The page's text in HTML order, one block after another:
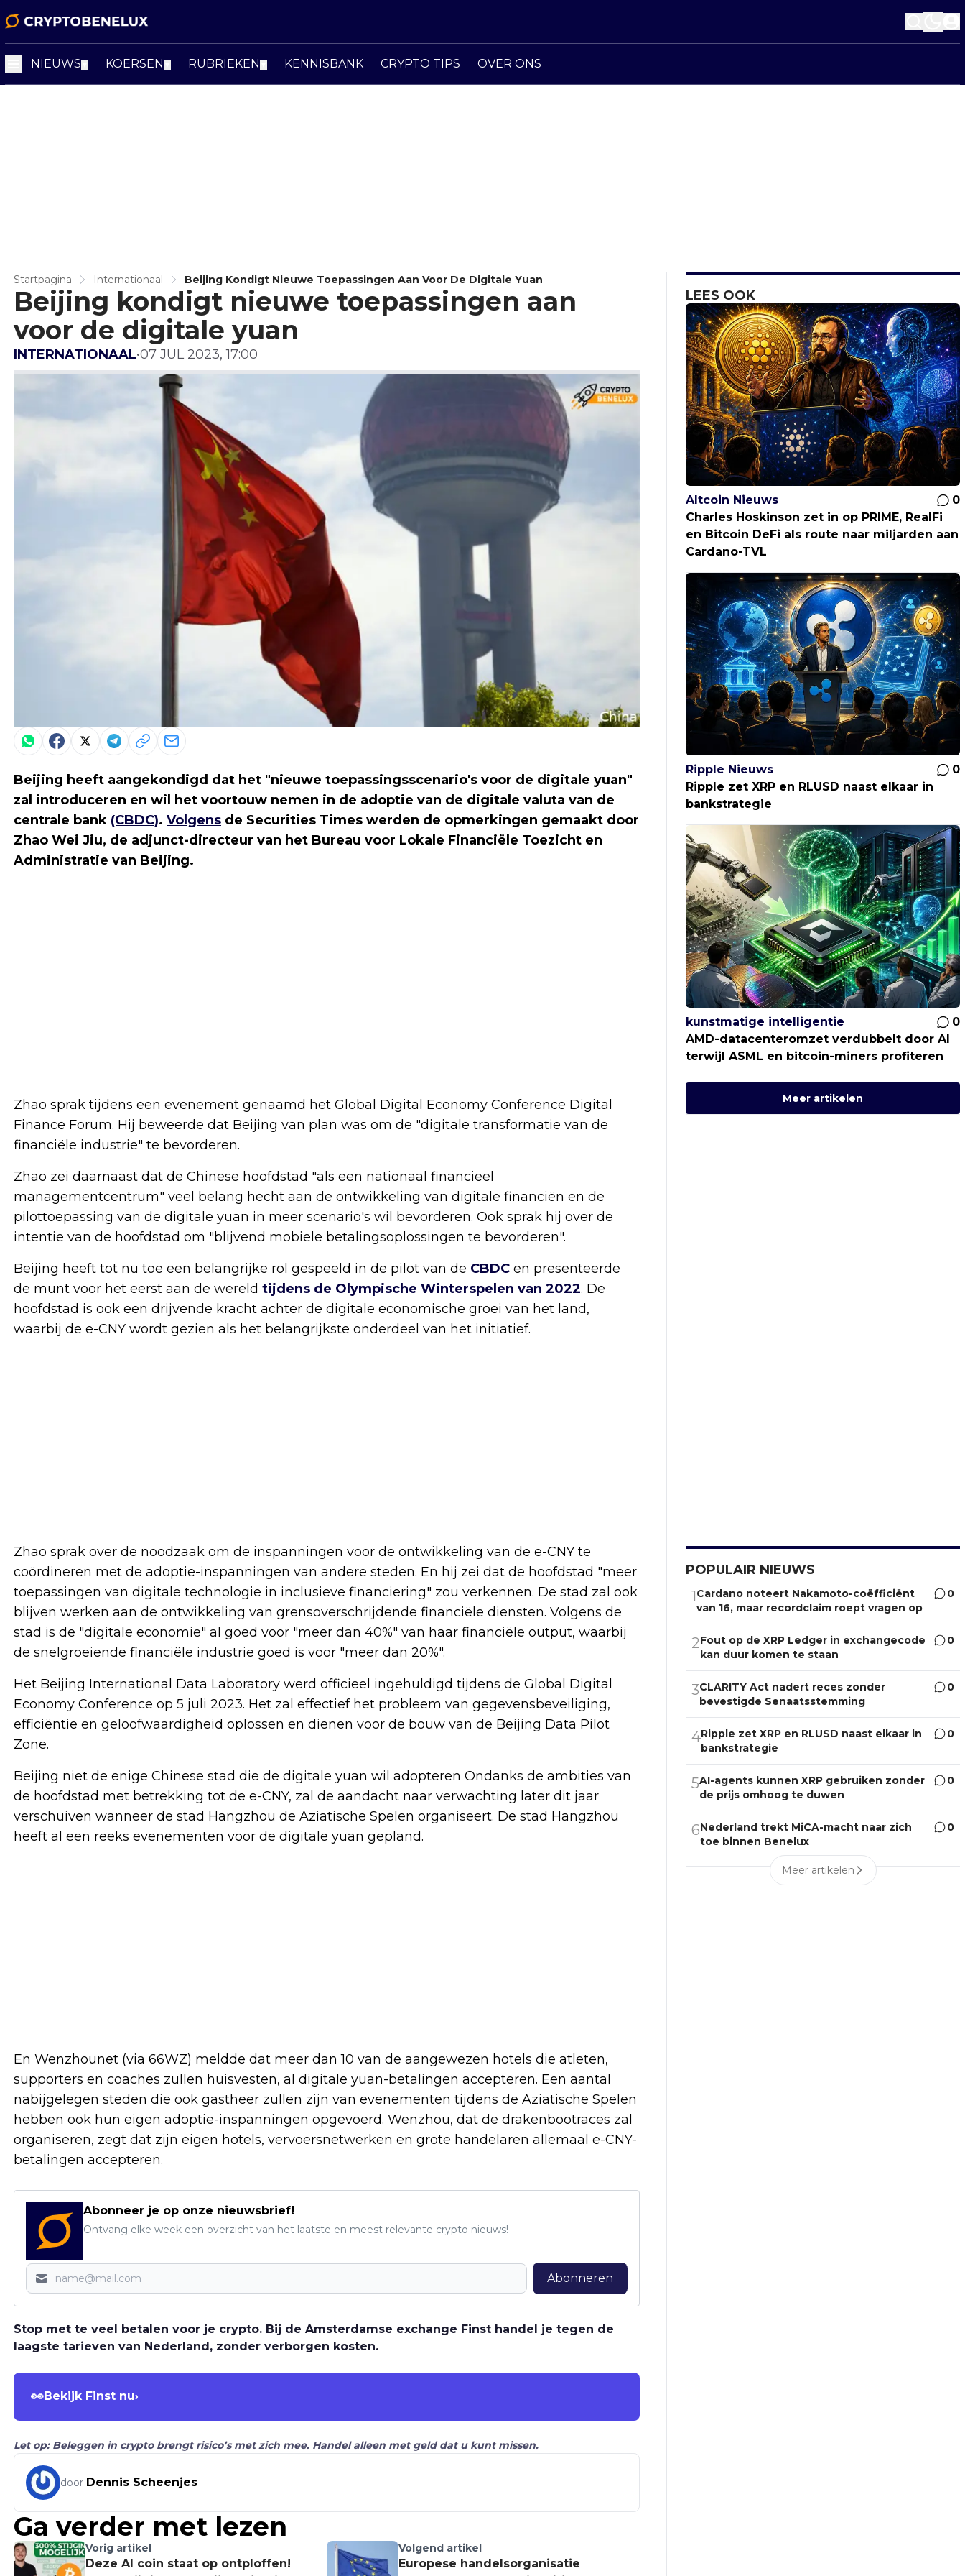
NIEUWS KOERSEN RUBRIEKEN KENNISBANK CRYPTO TIPS OVER ONS
Startpagina Internationaal Beijing Kondigt Nieuwe Toepassingen Aan Voor De Digitale Yuan
Beijing kondigt nieuwe toepassingen aan
voor de digitale yuan
INTERNATIONAAL•07 JUL 2023, 17:00
Beijing heeft aangekondigd dat het "nieuwe toepassingsscenario's voor de digitale yuan"
zal introduceren en wil het voortouw nemen in de adoptie van de digitale valuta van de
centrale bank (CBDC). Volgens de Securities Times werden de opmerkingen gemaakt door
Zhao Wei Jiu, de adjunct-directeur van het Bureau voor Lokale Financiële Toezicht en
Administratie van Beijing.
Zhao sprak tijdens een evenement genaamd het Global Digital Economy Conference Digital
Finance Forum. Hij beweerde dat Beijing van plan was om de "digitale transformatie van de
financiële industrie" te bevorderen.
Zhao zei daarnaast dat de Chinese hoofdstad "als een nationaal financieel
managementcentrum" veel belang hecht aan de ontwikkeling van digitale financiën en de
pilottoepassing van de digitale yuan in meer scenario's wil bevorderen. Ook sprak hij over de
intentie van de hoofdstad om "blijvend mobiele betalingsoplossingen te bevorderen".
Beijing heeft tot nu toe een belangrijke rol gespeeld in de pilot van de CBDC en presenteerde
de munt voor het eerst aan de wereld tijdens de Olympische Winterspelen van 2022. De
hoofdstad is ook een drijvende kracht achter de digitale economische groei van het land,
waarbij de e-CNY wordt gezien als het belangrijkste onderdeel van het initiatief.
Zhao sprak over de noodzaak om de inspanningen voor de ontwikkeling van de e-CNY te
coördineren met de adoptie-inspanningen van andere steden. En hij zei dat de hoofdstad "meer
toepassingen van digitale technologie in inclusieve financiering" zou verkennen. De stad zal ook
blijven werken aan de ontwikkeling van grensoverschrijdende financiële diensten. Volgens de
stad is de "digitale economie" al goed voor "meer dan 40%" van haar financiële output, waarbij
de snelgroeiende financiële industrie goed is voor "meer dan 20%".
Het Beijing International Data Laboratory werd officieel ingehuldigd tijdens de Global Digital
Economy Conference op 5 juli 2023. Het zal effectief het probleem van gegevensbeveiliging,
efficiëntie en geloofwaardigheid oplossen en dienen voor de bouw van de Beijing Data Pilot
Zone.
Beijing niet de enige Chinese stad die de digitale yuan wil adopteren Ondanks de ambities van
de hoofdstad met betrekking tot de e-CNY, zal de aandacht naar verwachting later dit jaar
verschuiven wanneer de stad Hangzhou de Aziatische Spelen organiseert. De stad Hangzhou
heeft al een reeks evenementen voor de digitale yuan gepland.
En Wenzhounet (via 66WZ) meldde dat meer dan 10 van de aangewezen hotels die atleten,
supporters en coaches zullen huisvesten, al digitale yuan-betalingen accepteren. Een aantal
nabijgelegen steden die ook gastheer zullen zijn van evenementen tijdens de Aziatische Spelen
hebben ook hun eigen adoptie-inspanningen opgevoerd. Wenzhou, dat de drakenbootraces zal
organiseren, zegt dat zijn eigen hotels, vervoersnetwerken en grote handelaren allemaal e-CNY-
betalingen accepteren.
Abonneer je op onze nieuwsbrief!
Ontvang elke week een overzicht van het laatste en meest relevante crypto nieuws!
Abonneren
Stop met te veel betalen voor je crypto. Bij de Amsterdamse exchange Finst handel je tegen de
laagste tarieven van Nederland, zonder verborgen kosten.
👀Bekijk Finst nu›
Let op: Beleggen in crypto brengt risico’s met zich mee. Handel alleen met geld dat u kunt missen.
door Dennis Scheenjes
Ga verder met lezen
Vorig artikel
Deze AI coin staat op ontploffen!
Volgend artikel
Europese handelsorganisatie
LEES OOK
Altcoin Nieuws
0
Charles Hoskinson zet in op PRIME, RealFi
en Bitcoin DeFi als route naar miljarden aan
Cardano-TVL
Ripple Nieuws
0
Ripple zet XRP en RLUSD naast elkaar in
bankstrategie
kunstmatige intelligentie
0
AMD-datacenteromzet verdubbelt door AI
terwijl ASML en bitcoin-miners profiteren
Meer artikelen
POPULAIR NIEUWS
1Cardano noteert Nakamoto-coëfficiënt
van 16, maar recordclaim roept vragen op
0
2Fout op de XRP Ledger in exchangecode
kan duur komen te staan
0
3CLARITY Act nadert reces zonder
bevestigde Senaatsstemming
0
4Ripple zet XRP en RLUSD naast elkaar in
bankstrategie
0
5AI-agents kunnen XRP gebruiken zonder
de prijs omhoog te duwen
0
6Nederland trekt MiCA-macht naar zich
toe binnen Benelux
0
Meer artikelen